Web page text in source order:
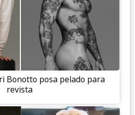
Bonotto posa pelado para
revista